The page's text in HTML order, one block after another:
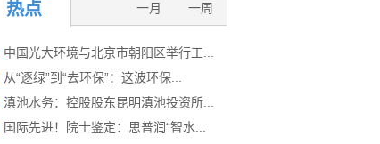
热点 一周
一月
中国光大环境与北京市朝阳区举行工...
从“逐绿”到“去环保”：这波环保...
滇池水务：控股股东昆明滇池投资所...
国际先进！院士鉴定：思普润“智水...